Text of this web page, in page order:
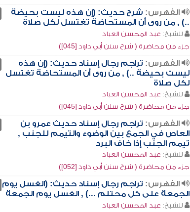
الفهرس: شرح حديث: (إن هذه ليست بحيضة
..) , من روى أن المستحاضة تغتسل لكل صلاة
للشيخ: عبد المحسن العباد
جزء من محاضرة ( شرح سنن أبي داود [045])
الفهرس: تراجم رجال إسناد حديث: (إن هذه
ليست بحيضة ..) , من روى أن المستحاضة تغتسل
لكل صلاة
للشيخ: عبد المحسن العباد
جزء من محاضرة ( شرح سنن أبي داود [045])
الفهرس: تراجم رجال إسناد حديث عمرو بن
العاص في الجمع بين الوضوء والتيمم للجنب ,
تيمم الجنب إذا خاف البرد
للشيخ: عبد المحسن العباد
جزء من محاضرة ( شرح سنن أبي داود [052])
الفهرس: تراجم رجال إسناد حديث: (الغسل يوم
الجمعة على كل محتلم ...) , الغسل يوم الجمعة
للشيخ: عبد المحسن العباد